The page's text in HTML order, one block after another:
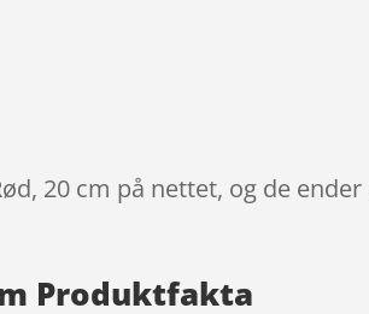
20 cm på nettet, og de
Produktfakta